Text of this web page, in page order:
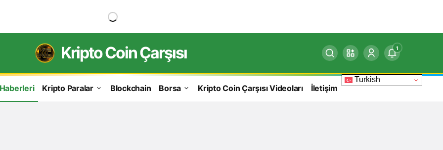
Kripto Coin Çarşısı 1
Kripto Paralar Blockchain Borsa Kripto Coin Çarşısı Videoları İletişim
Turkish